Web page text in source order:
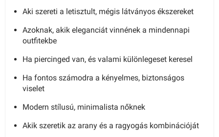
Aki szereti a letisztult, mégis látványos ékszereket
Azoknak, akik eleganciát vinnének a mindennapi
outfitekbe
Ha piercinged van, és valami különlegeset keresel
Ha fontos számodra a kényelmes, biztonságos
viselet
Modern stílusú, minimalista nőknek
Akik szeretik az arany és a ragyogás kombinációját